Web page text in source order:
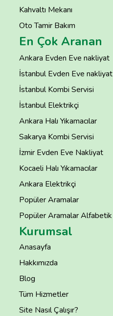
Kahvaltı Mekanı
Oto Tamir Bakım
En Çok Aranan
Ankara Evden Eve nakliyat
İstanbul Evden Eve nakliyat
İstanbul Kombi Servisi
İstanbul Elektrikçi
Ankara Halı Yıkamacılar
Sakarya Kombi Servisi
İzmir Evden Eve Nakliyat
Kocaeli Halı Yıkamacılar
Ankara Elektrikçi
Popüler Aramalar
Popüler Aramalar Alfabetik
Kurumsal
Anasayfa
Hakkımızda
Blog
Tüm Hizmetler
Site Nasıl Çalışır?